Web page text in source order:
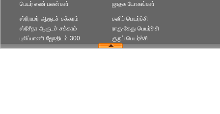
பெயர் எண் பலன்கள்
ஜாதக யோகங்கள்
ஸ்ரீராமர் ஆரூடச் சக்கரம்
ஸ்ரீசீதா ஆரூடச் சக்கரம்
புலிப்பாணி ஜோதிடம் 300
சனிப் பெயர்ச்சி
ராகு-கேது பெயர்ச்சி
குருப் பெயர்ச்சி